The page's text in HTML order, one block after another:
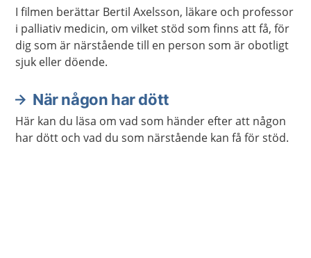
I filmen berättar Bertil Axelsson, läkare och professor
i palliativ medicin, om vilket stöd som finns att få, för
dig som är närstående till en person som är obotligt
sjuk eller döende.
När någon har dött
Här kan du läsa om vad som händer efter att någon
har dött och vad du som närstående kan få för stöd.